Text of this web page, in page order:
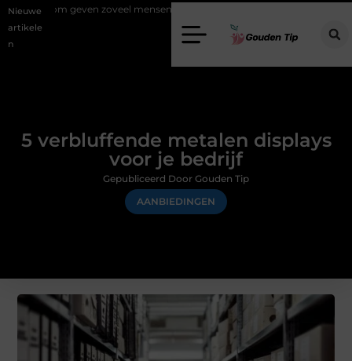
Nieuwe
artikele
n
zoveel mensen en wat zijn de mogelijkheden?
5 verbluffende metalen displays
voor je bedrijf
AANBIEDINGEN
Gepubliceerd Door Gouden Tip